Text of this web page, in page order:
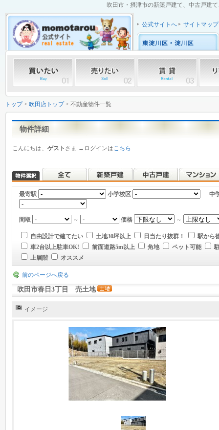
吹田市・摂津市の新築戸建て、中古戸建
公式サイトへ サイトマップ
トップ> 吹田店トップ> 不動産物件一覧
物件詳細
こんにちは、 ゲスト さま →ログインはこちら
最寄駅 小学校区 中
間取 ～ 価格 ～
自由設計で建てたい 土地30坪以上 日当たり抜群！
駅から
車2台以上駐車OK!
前面道路5m以上 角地 ペット可能
上層階
オススメ
前のページへ戻る
吹田市春日3丁目 売土地
イメージ